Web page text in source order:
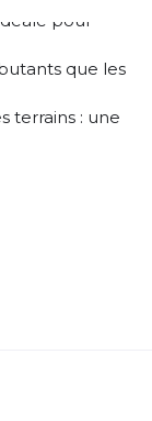
pour
que les
terrains : une